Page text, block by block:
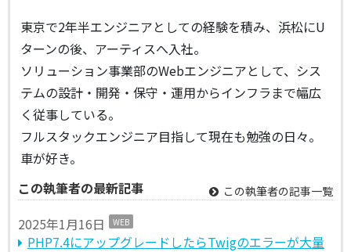
東京で2年半エンジニアとしての経験を積み、浜松にU
ターンの後、アーティスへ入社。
ソリューション事業部のWebエンジニアとして、シス
テムの設計・開発・保守・運用からインフラまで幅広
く従事している。
フルスタックエンジニア目指して現在も勉強の日々。
車が好き。
この執筆者の最新記事
この執筆者の記事一覧
2025年1月16日 WEB
PHP7.4にアップグレードしたらTwigのエラーが大量